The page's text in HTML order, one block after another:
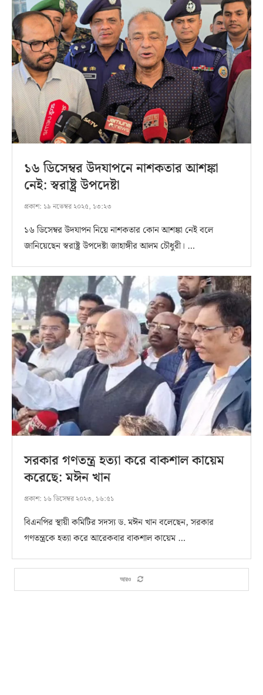
১৬ ডিসেম্বর উদযাপনে নাশকতার আশঙ্কা
নেই: স্বরাষ্ট্র উপদেষ্টা
প্রকাশ: ১৯ নভেম্বর ২০২৫, ১৩:২৩
১৬ ডিসেম্বর উদযাপন নিয়ে নাশকতার কোন আশঙ্কা নেই বলে
জানিয়েছেন স্বরাষ্ট্র উপদেষ্টা জাহাঙ্গীর আলম চৌধুরী। …
সরকার গণতন্ত্র হত্যা করে বাকশাল কায়েম
করেছে: মঈন খান
প্রকাশ: ১৬ ডিসেম্বর ২০২৩, ১৬:৫১
বিএনপির স্থায়ী কমিটির সদস্য ড. মঈন খান বলেছেন, সরকার
গণতন্ত্রকে হত্যা করে আরেকবার বাকশাল কায়েম …
আরও